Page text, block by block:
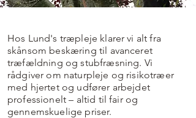
Hos Lund's træpleje klarer vi alt fra
skånsom beskæring til avanceret
træfældning og stubfræsning. Vi
rådgiver om naturpleje og risikotræer
med hjertet og udfører arbejdet
professionelt – altid til fair og
gennemskuelige priser.